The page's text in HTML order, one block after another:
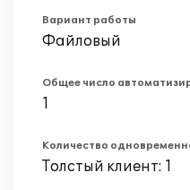
Вариант работы
Файловый
Общее число
1
Количество
Толстый клиент: 1